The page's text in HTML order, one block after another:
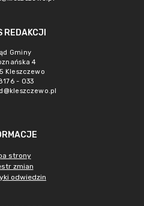
REDAKCJI
Gminy
4
Kleszczewo
- 033
strony
zmian
odwiedzin